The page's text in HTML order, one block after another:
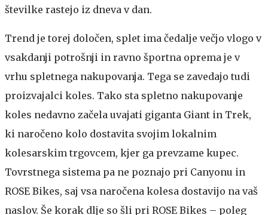
številke rastejo iz dneva v dan.
Trend je torej določen, splet ima čedalje večjo vlogo v
vsakdanji potrošnji in ravno športna oprema je v
vrhu spletnega nakupovanja. Tega se zavedajo tudi
proizvajalci koles. Tako sta spletno nakupovanje
koles nedavno začela uvajati giganta Giant in Trek,
ki naročeno kolo dostavita svojim lokalnim
kolesarskim trgovcem, kjer ga prevzame kupec.
Tovrstnega sistema pa ne poznajo pri Canyonu in
ROSE Bikes, saj vsa naročena kolesa dostavijo na vaš
naslov. Še korak dlje so šli pri ROSE Bikes – poleg